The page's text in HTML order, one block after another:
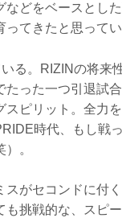
などをベースとし
てきたと思ってい
る。RIZINの将来
たった一つ引退試
スピリット。全力
時代、もし戦
。
スがセコンドに付
も挑戦的な、スピ